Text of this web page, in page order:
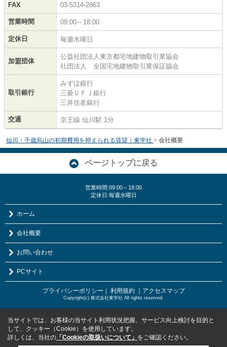
FAX 03-5314-2863
営業時間 09:00～18:00
定休日 毎週水曜日
加盟団体
公益社団法人東京都宅地建物取引業協会
社団法人 全国宅地建物取引業保証協会
取引銀行
みずほ銀行
三菱ＵＦＪ銀行
三井住友銀行
交通 京王線 仙川駅 1分
仙川・千歳烏山の初期費用を抑えられる賃貸｜東学社 > 会社概要
ページトップに戻る
営業時間:09:00～18:00
定休日:毎週水曜日
ホーム
会社概要
お問い合わせ
PCサイト
プライバシーポリシー ｜ 利用規約 ｜アクセスマップ
Copyright(c) 株式会社東学社 All rights reserved.
当サイトでは、お客様の当サイト利用状況把握、サービス向上検討を目的と
して、クッキー（Cookie）を使用しています。
詳しくは、当社の 「Cookieの取扱いについて」 をご確認ください。